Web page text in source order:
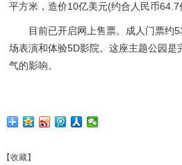
平方米，造价10亿美元(约合人民币64.7
目前已开启网上售票。成人门票约
场表演和体验5D影院。这座主题公园
气的影响。
【收藏】